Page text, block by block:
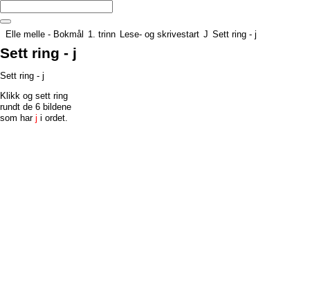
Elle melle - Bokmål 1. trinn Lese- og skrivestart J Sett ring - j
Sett ring - j
Sett ring - j
Klikk og sett ring
rundt de 6 bildene
som har j i ordet.